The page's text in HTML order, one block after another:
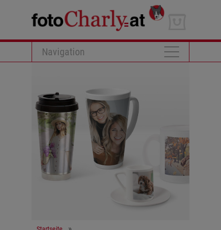
Navigation